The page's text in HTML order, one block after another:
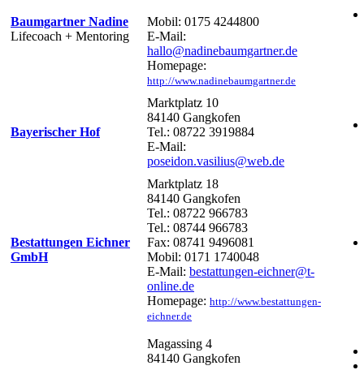
Baumgartner Nadine
Lifecoach + Mentoring
Mobil: 0175 4244800
E-Mail:
hallo@nadinebaumgartner.de
Homepage:
http://www.nadinebaumgartner.de
Bayerischer Hof
Marktplatz 10
84140 Gangkofen
Tel.: 08722 3919884
E-Mail:
poseidon.vasilius@web.de
Bestattungen Eichner
GmbH
Marktplatz 18
84140 Gangkofen
Tel.: 08722 966783
Tel.: 08744 966783
Fax: 08741 9496081
Mobil: 0171 1740048
E-Mail: bestattungen-eichner@t-
online.de
Homepage: http://www.bestattungen-
eichner.de
Magassing 4
84140 Gangkofen